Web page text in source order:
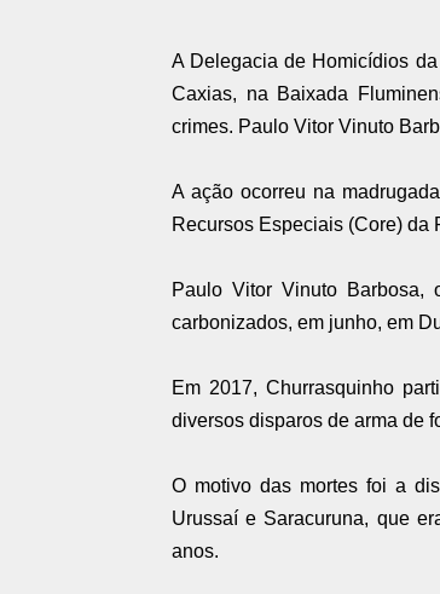
A Delegacia de Homicídios
Caxias, na Baixada
crimes. Paulo Vitor Vinuto
A ação ocorreu na
Recursos Especiais (Core) da
Paulo Vitor Vinuto Barbosa,
carbonizados, em junho, em
Em 2017, Churrasquinho
diversos disparos de arma de
O motivo das mortes foi a
Urussaí e Saracuruna, que
anos.